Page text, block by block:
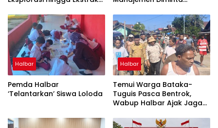
UNG
Halbar
Pemda Halbar
‘Telantarkan’ Siswa Loloda
Halbar
Temui Warga Bataka-
Tuguis Pasca Bentrok,
Wabup Halbar Ajak Jaga